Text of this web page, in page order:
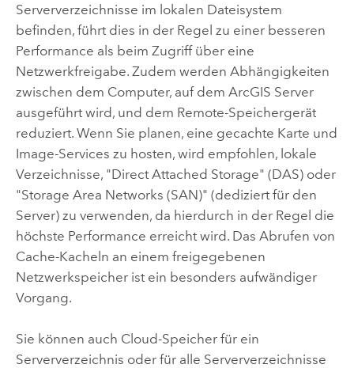
Serververzeichnisse im lokalen Dateisystem
befinden, führt dies in der Regel zu einer besseren
Performance als beim Zugriff über eine
Netzwerkfreigabe. Zudem werden Abhängigkeiten
zwischen dem Computer, auf dem ArcGIS Server
ausgeführt wird, und dem Remote-Speichergerät
reduziert. Wenn Sie planen, eine gecachte Karte und
Image-Services zu hosten, wird empfohlen, lokale
Verzeichnisse, "Direct Attached Storage" (DAS) oder
"Storage Area Networks (SAN)" (dediziert für den
Server) zu verwenden, da hierdurch in der Regel die
höchste Performance erreicht wird. Das Abrufen von
Cache-Kacheln an einem freigegebenen
Netzwerkspeicher ist ein besonders aufwändiger
Vorgang.
Sie können auch Cloud-Speicher für ein
Serververzeichnis oder für alle Serververzeichnisse